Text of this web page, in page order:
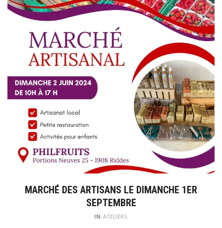
MARCHÉ DES ARTISANS LE DIMANCHE 1ER
SEPTEMBRE
IN ATELIERS